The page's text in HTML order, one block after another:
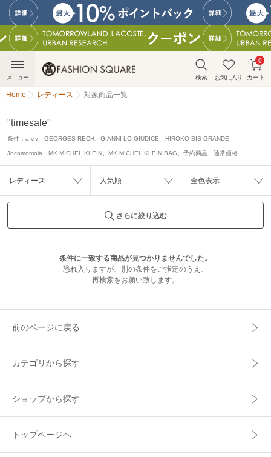
検索 お気に入り カート
0
メニュー
Home レディース 対象商品一覧
"timesale"
条件： a.v.v、GEORGES RECH、GIANNI LO GIUDICE、HIROKO BIS GRANDE、
Jocomomola、MK MICHEL KLEIN、MK MICHEL KLEIN BAG、予約商品、通常価格
レディース 人気順 全色表示
さらに絞り込む
条件に一致する商品が見つかりませんでした。
恐れ入りますが、別の条件をご指定のうえ、
再検索をお願い致します。
前のページに戻る
カテゴリから探す
ショップから探す
トップページへ